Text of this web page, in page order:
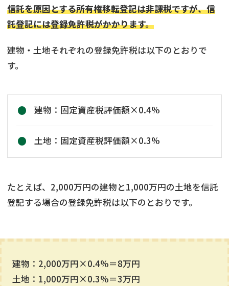
信託を原因とする所有権移転登記は非課税ですが、信
託登記には登録免許税がかかります。
建物・土地それぞれの登録免許税は以下のとおりで
す。
建物：固定資産税評価額×0.4%
土地：固定資産税評価額×0.3%
たとえば、2,000万円の建物と1,000万円の土地を信託
登記する場合の登録免許税は以下のとおりです。
建物：2,000万円×0.4%＝8万円
土地：1,000万円×0.3%＝3万円